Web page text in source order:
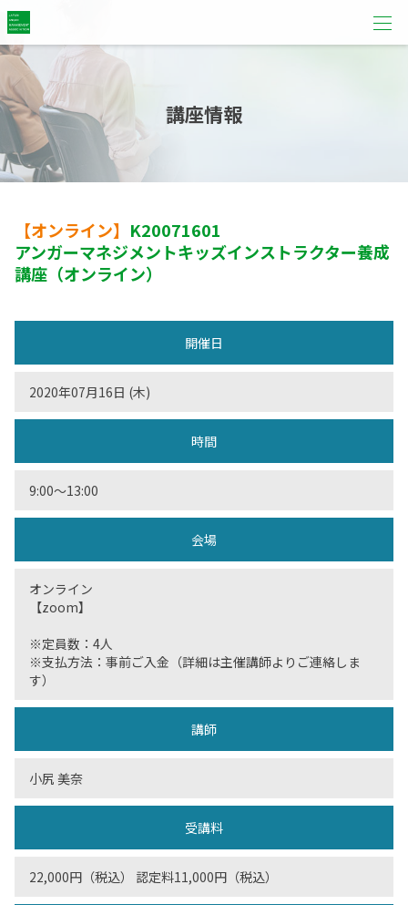
講座情報
【オンライン】 K20071601
アンガーマネジメントキッズインストラクター養成
講座（オンライン）
開催日
2020年07月16日 (木)
時間
9:00〜13:00
会場
オンライン
【zoom】
※定員数：4人
※支払方法：事前ご入金（詳細は主催講師よりご連絡しま
す）
講師
小尻 美奈
受講料
22,000円（税込） 認定料11,000円（税込）